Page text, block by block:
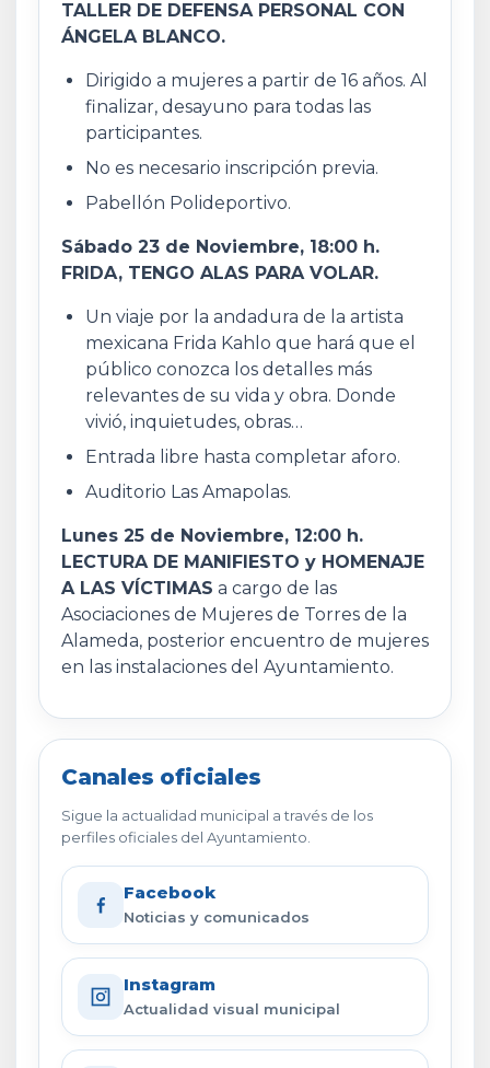
TALLER DE DEFENSA PERSONAL CON
ÁNGELA BLANCO.
Dirigido a mujeres a partir de 16 años. Al
finalizar, desayuno para todas las
participantes.
No es necesario inscripción previa.
Pabellón Polideportivo.
Sábado 23 de Noviembre, 18:00 h.
FRIDA, TENGO ALAS PARA VOLAR.
Un viaje por la andadura de la artista
mexicana Frida Kahlo que hará que el
público conozca los detalles más
relevantes de su vida y obra. Donde
vivió, inquietudes, obras…
Entrada libre hasta completar aforo.
Auditorio Las Amapolas.
Lunes 25 de Noviembre, 12:00 h.
LECTURA DE MANIFIESTO y HOMENAJE
A LAS VÍCTIMAS a cargo de las
Asociaciones de Mujeres de Torres de la
Alameda, posterior encuentro de mujeres
en las instalaciones del Ayuntamiento.
Canales oficiales
Sigue la actualidad municipal a través de los
perfiles oficiales del Ayuntamiento.
Facebook
Noticias y comunicados
Instagram
Actualidad visual municipal